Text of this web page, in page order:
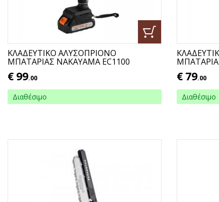
ΚΛΑΔΕΥΤΙΚΟ ΑΛΥΣΟΠΡΙΟΝΟ
ΜΠΑΤΑΡΙΑΣ ΝΑΚΑΥΑΜΑ EC1100
€ 99.00
Διαθέσιμο
€ 79.00
Διαθέσιμο